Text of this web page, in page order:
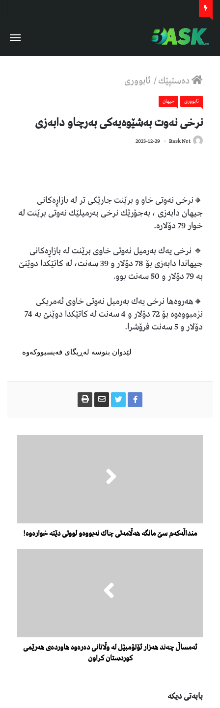
دەستپێك/ ئابووری
ئابووری جیهان
نرخی نەوت بەشێوەیەکی بەرچاو دابەزی
Bask Net
2023-12-29
🔸نرخی نه‌وتی خاو و برێنت جارێكی تر له‌ بازاڕه‌كانی
جیهان دابەزی ، به‌جۆرێك نرخی به‌رمیلێك نه‌وتی برێنت له‌
خوار 79 دۆلاره‌.
🔹 نرخی‌ یه‌ك به‌رمیل نه‌وتی خاوی برێنت له‌ بازاڕه‌كانی‌
جیهاندا دابەزی بۆ 78 دۆلار و 39 سه‌نت، له‌ كاتێكدا دوێنێ‌
به‌ 79 دۆلار و 50 سه‌نت بوو.
🔸هه‌روه‌ها نرخی یه‌ك به‌رمیل نه‌وتی خاوی ئه‌مریكی
نزمبووه‌وه‌ بۆ 72 دۆلار و 4 سه‌نت له‌ كاتێكدا دوێنێ‌ به‌ 74
دۆلار و 5 سه‌نت فرۆشرا.
لێدوان بنوسە لەڕیگای فەیسبووکەوە
منداڵه‌كه‌م سێ مانگه‌ هه‌ڵامه‌تی چاك نه‌بووه‌و لووتی دێته‌ خواره‌وه‌!
ئەمساڵ چەند هەزار ئۆتۆمبێل لە وڵاتانى دەرەوە هاوردەى هەرێمى
کوردستان کراون
بابەتی دیكە